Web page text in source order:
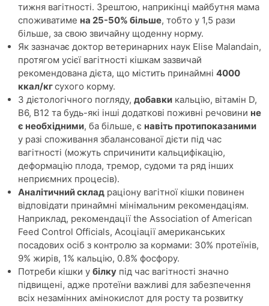
тижня вагітності. Зрештою, наприкінці майбутня мама
споживатиме на 25-50% більше, тобто у 1,5 рази
більше, за свою звичайну щоденну норму.
Як зазначає доктор ветеринарних наук Elise Malandain,
протягом усієї вагітності кішкам зазвичай
рекомендована дієта, що містить принаймні 4000
ккал/кгсухого корму.
З дієтологічного погляду, добавки кальцію, вітамін D,
В6, В12 та будь-які інші додаткові поживні речовини не
є необхідними, ба більше, є навіть протипоказаними
у разі споживання збалансованої дієти під час
вагітності (можуть спричинити кальцифікацію,
деформацію плода, тремор, судоми та ряд інших
неприємних процесів).
Аналітичний склад раціону вагітної кішки повинен
відповідати принаймні мінімальним рекомендаціям.
Наприклад, рекомендації the Association of American
Feed Control Officials, Асоціації американських
посадових осіб з контролю за кормами: 30% протеїнів,
9% жирів, 1% кальцію, 0.8% фосфору.
Потреби кішки у білку під час вагітності значно
підвищені, адже протеїни важливі для забезпечення
всіх незамінних амінокислот для росту та розвитку